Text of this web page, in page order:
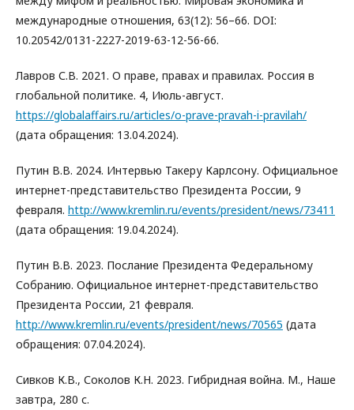
международные отношения, 63(12): 56–66. DOI:
10.20542/0131-2227-2019-63-12-56-66.
Лавров С.В. 2021. О праве, правах и правилах. Россия в
глобальной политике. 4, Июль-август.
https://globalaffairs.ru/articles/o-prave-pravah-i-pravilah/
(дата обращения: 13.04.2024).
Путин В.В. 2024. Интервью Такеру Карлсону. Официальное
интернет-представительство Президента России, 9
февраля. http://www.kremlin.ru/events/president/news/73411
(дата обращения: 19.04.2024).
Путин В.В. 2023. Послание Президента Федеральному
Собранию. Официальное интернет-представительство
Президента России, 21 февраля.
http://www.kremlin.ru/events/president/news/70565 (дата
обращения: 07.04.2024).
Сивков К.В., Соколов К.Н. 2023. Гибридная война. М., Наше
завтра, 280 с.